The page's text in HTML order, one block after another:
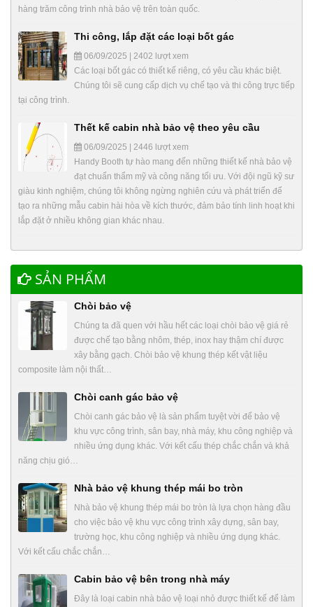
hàng trăm công trình nhà bảo vệ trên toàn quốc.
Thi công, lắp đặt các loại bốt gác
06/09/2025 | 2402 lượt xem
Các loại bốt gác có thiết kế riêng, có yêu cầu khác biệt.
Chúng tôi sẽ cung cấp dịch vụ chế tạo và thi công trực tiếp
tại công trình.
Thết kế cabin nhà bảo vệ theo yêu cầu
06/09/2025 | 2446 lượt xem
Handy Booth tự hào mang đến những thiết kế nhà bảo vệ
đạt chuẩn thẩm mỹ và công năng tối ưu. Với đội ngũ kỹ sư
giàu kinh nghiệm, chúng tôi không ngừng nghiên cứu và phát triển để
tạo ra những mẫu cabin hài hòa về kích thước, đảm bảo tính linh hoạt khi
lắp đặt ở nhiều không gian khác nhau.
SẢN PHẨM
Chòi bảo vệ
Chúng ta đã quen với hầu hết các loại chòi bảo vệ giá rẻ
được chế tạo bằng nhôm, thép, inox hay thậm chí được
xây bằng gạch. Chòi bảo vệ khung thép kết vật liệu
composite làm nội thất…
Chòi canh gác bảo vệ
Chòi canh gác bảo vệ là sản phẩm tuyệt vời để bảo vệ
khu vực công trình, sân bay, nhà máy, khu công nghiệp và
nhiều ứng dụng khác. Với kết cấu thép chắc chắn và khả
năng chịu gió…
Nhà bảo vệ khung thép mái bo tròn
Nhà bảo vệ khung thép mái bo tròn là lựa chọn hàng đầu
cho việc bảo vệ khu vực công trình xây dựng, sân bay,
trường học, khu công nghiệp và nhiều ứng dụng khác.
Với kết cấu chắc chắn…
Cabin bảo vệ bên trong nhà máy
Đây là loại cabin nhà bảo vệ loại nhỏ được thiết kế để làm